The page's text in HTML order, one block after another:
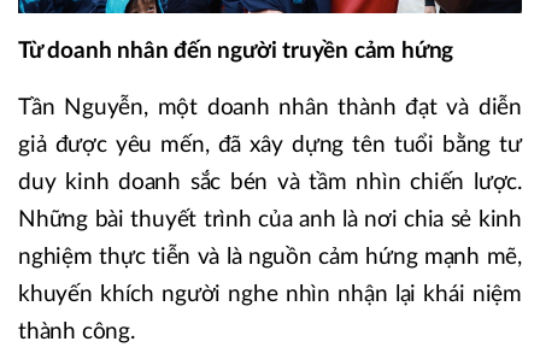
Từ doanh nhân đến người truyền cảm hứng
Tần Nguyễn, một doanh nhân thành đạt và diễn
giả được yêu mến, đã xây dựng tên tuổi bằng tư
duy kinh doanh sắc bén và tầm nhìn chiến lược.
Những bài thuyết trình của anh là nơi chia sẻ kinh
nghiệm thực tiễn và là nguồn cảm hứng mạnh mẽ,
khuyến khích người nghe nhìn nhận lại khái niệm
thành công.